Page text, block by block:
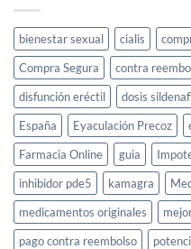
bienestar sexual cialis
Compra Segura
contra
disfunción eréctil
dosis
España
Eyaculación Precoz
Farmacia Online
guia
inhibidor pde5
kamagra
medicamentos originales
pago contra reembolso